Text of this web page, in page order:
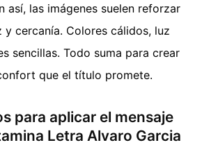
así, las imágenes suelen reforzar
y cercanía. Colores cálidos, luz
sencillas. Todo suma para crear
que el título promete.
para aplicar el mensaje
Letra Alvaro Garcia